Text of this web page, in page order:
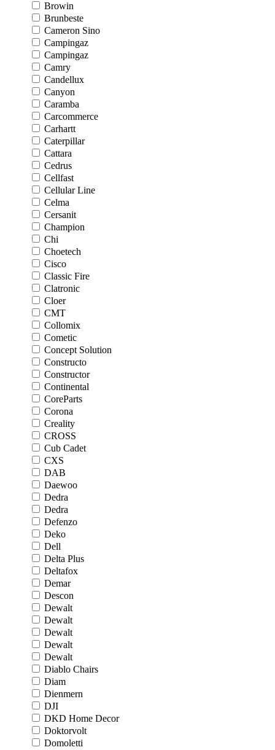
Browin
Brunbeste
Cameron Sino
Campingaz
Campingaz
Camry
Candellux
Canyon
Caramba
Carcommerce
Carhartt
Caterpillar
Cattara
Cedrus
Cellfast
Cellular Line
Celma
Cersanit
Champion
Chi
Choetech
Cisco
Classic Fire
Clatronic
Cloer
CMT
Collomix
Cometic
Concept Solution
Constructo
Constructor
Continental
CoreParts
Corona
Creality
CROSS
Cub Cadet
CXS
DAB
Daewoo
Dedra
Dedra
Defenzo
Deko
Dell
Delta Plus
Deltafox
Demar
Descon
Dewalt
Dewalt
Dewalt
Dewalt
Dewalt
Diablo Chairs
Diam
Dienmern
DJI
DKD Home Decor
Doktorvolt
Domoletti